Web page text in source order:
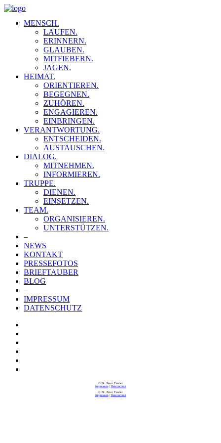
MENSCH.
LAUFEN.
ERINNERN.
GLAUBEN.
MITFIEBERN.
JAGEN.
HEIMAT.
ORIENTIEREN.
BEGEGNEN.
ZUHÖREN.
ENGAGIEREN.
EINBRINGEN.
VERANTWORTUNG.
ENTSCHEIDEN.
AUSTAUSCHEN.
DIALOG.
MITNEHMEN.
INFORMIEREN.
TRUPPE.
DIENEN.
EINSETZEN.
TEAM.
ORGANISIEREN.
UNTERSTÜTZEN.
–
NEWS
KONTAKT
PRESSEFOTOS
BRIEFTAUBER
BLOG
–
IMPRESSUM
DATENSCHUTZ
© Dr. Peter Tauber
Impressum| Datenschutz
© Dr. Peter Tauber
Impressum| Datenschutz